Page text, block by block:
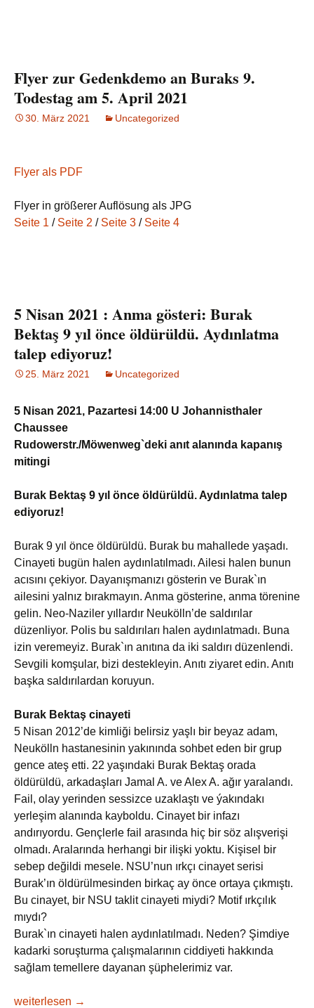
Flyer zur Gedenkdemo an Buraks 9.
Todestag am 5. April 2021
30. März 2021 Uncategorized
Flyer als PDF
Flyer in größerer Auflösung als JPG
Seite 1 / Seite 2 / Seite 3 / Seite 4
5 Nisan 2021 : Anma gösteri: Burak
Bektaş 9 yıl önce öldürüldü. Aydınlatma
talep ediyoruz!
25. März 2021 Uncategorized
5 Nisan 2021, Pazartesi 14:00 U Johannisthaler
Chaussee
Rudowerstr./Möwenweg`deki anıt alanında kapanış
mitingi
Burak Bektaş 9 yıl önce öldürüldü. Aydınlatma talep
ediyoruz!
Burak 9 yıl önce öldürüldü. Burak bu mahallede yaşadı.
Cinayeti bugün halen aydınlatılmadı. Ailesi halen bunun
acısını çekiyor. Dayanışmanızı gösterin ve Burak`ın
ailesini yalnız bırakmayın. Anma gösterine, anma törenine
gelin. Neo-Naziler yıllardır Neukölln’de saldırılar
düzenliyor. Polis bu saldırıları halen aydınlatmadı. Buna
izin veremeyiz. Burak`ın anıtına da iki saldırı düzenlendi.
Sevgili komşular, bizi destekleyin. Anıtı ziyaret edin. Anıtı
başka saldırılardan koruyun.
Burak Bektaş cinayeti
5 Nisan 2012’de kimliği belirsiz yaşlı bir beyaz adam,
Neukölln hastanesinin yakınında sohbet eden bir grup
gence ateş etti. 22 yaşındaki Burak Bektaş orada
öldürüldü, arkadaşları Jamal A. ve Alex A. ağır yaralandı.
Fail, olay yerinden sessizce uzaklaştı ve ýakındakı
yerleşim alanında kayboldu. Cinayet bir infazı
andırıyordu. Gençlerle fail arasında hiç bir söz alışverişi
olmadı. Aralarında herhangi bir ilişki yoktu. Kişisel bir
sebep değildi mesele. NSU’nun ırkçı cinayet serisi
Burak’ın öldürülmesinden birkaç ay önce ortaya çıkmıştı.
Bu cinayet, bir NSU taklit cinayeti miydi? Motif ırkçılık
mıydı?
Burak`ın cinayeti halen aydınlatılmadı. Neden? Şimdiye
kadarki soruşturma çalışmalarının ciddiyeti hakkında
sağlam temellere dayanan şüphelerimiz var.
5 Nisan 2021 : Anma gösteri: Burak Bektaş 9 yıl önce
weiterlesen →